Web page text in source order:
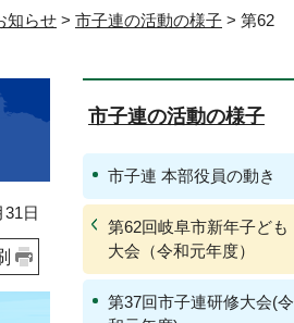
知らせ > 市子連の活動の様子 > 第62
日
市子連の活動の様子
市子連 本部役員の動き
第62回岐阜市新年子ども
大会（令和元年度）
第37回市子連研修大会(令